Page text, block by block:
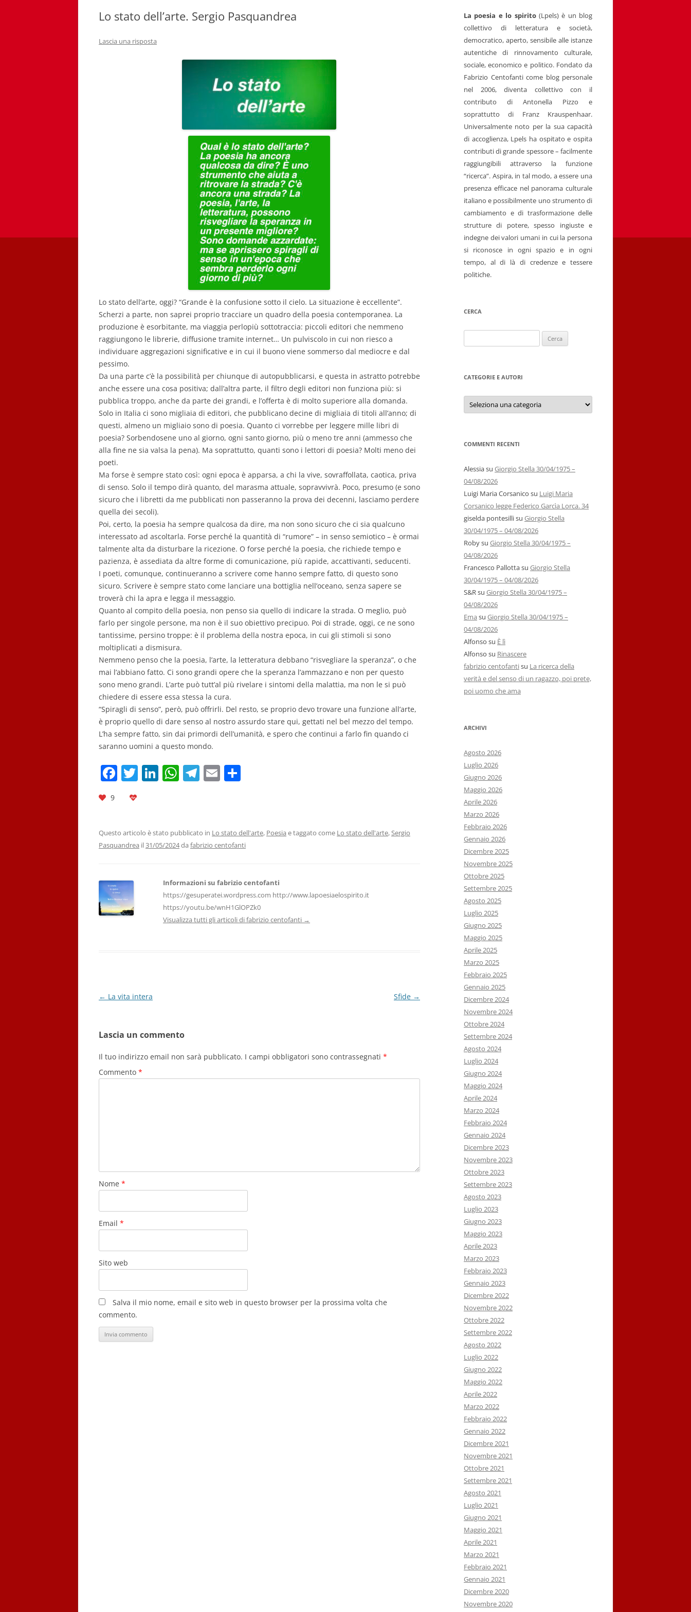
MATTEO TELARA
PASQUALE VITAGLIANO
RICCARDO FERRAZZI
ROBERTO PLEVANO
Lo stato dell’arte. Sergio Pasquandrea
Lascia una risposta
Lo stato dell’arte, oggi? “Grande è la confusione sotto il cielo. La situazione è eccellente”.
Scherzi a parte, non saprei proprio tracciare un quadro della poesia contemporanea. La
produzione è esorbitante, ma viaggia perlopiù sottotraccia: piccoli editori che nemmeno
raggiungono le librerie, diffusione tramite internet… Un pulviscolo in cui non riesco a
individuare aggregazioni significative e in cui il buono viene sommerso dal mediocre e dal
pessimo.
Da una parte c’è la possibilità per chiunque di autopubblicarsi, e questa in astratto potrebbe
anche essere una cosa positiva; dall’altra parte, il filtro degli editori non funziona più: si
pubblica troppo, anche da parte dei grandi, e l’offerta è di molto superiore alla domanda.
Solo in Italia ci sono migliaia di editori, che pubblicano decine di migliaia di titoli all’anno; di
questi, almeno un migliaio sono di poesia. Quanto ci vorrebbe per leggere mille libri di
poesia? Sorbendosene uno al giorno, ogni santo giorno, più o meno tre anni (ammesso che
alla fine ne sia valsa la pena). Ma soprattutto, quanti sono i lettori di poesia? Molti meno dei
poeti.
Ma forse è sempre stato così: ogni epoca è apparsa, a chi la vive, sovraffollata, caotica, priva
di senso. Solo il tempo dirà quanto, del marasma attuale, sopravvivrà. Poco, presumo (e sono
sicuro che i libretti da me pubblicati non passeranno la prova dei decenni, lasciamo perdere
quella dei secoli).
Poi, certo, la poesia ha sempre qualcosa da dire, ma non sono sicuro che ci sia qualcuno
interessato ad ascoltarla. Forse perché la quantità di “rumore” – in senso semiotico – è ormai
talmente alta da disturbare la ricezione. O forse perché la poesia, che richiede tempo e
pazienza, è assediata da altre forme di comunicazione, più rapide, accattivanti, seducenti.
I poeti, comunque, continueranno a scrivere come hanno sempre fatto, di questo sono
sicuro. Scrivere è sempre stato come lanciare una bottiglia nell’oceano, senza sapere se
troverà chi la apra e legga il messaggio.
Quanto al compito della poesia, non penso sia quello di indicare la strada. O meglio, può
farlo per singole persone, ma non è il suo obiettivo precipuo. Poi di strade, oggi, ce ne sono
tantissime, persino troppe: è il problema della nostra epoca, in cui gli stimoli si sono
moltiplicati a dismisura.
Nemmeno penso che la poesia, l’arte, la letteratura debbano “risvegliare la speranza”, o che
mai l’abbiano fatto. Ci sono grandi opere che la speranza l’ammazzano e non per questo
sono meno grandi. L’arte può tutt’al più rivelare i sintomi della malattia, ma non le si può
chiedere di essere essa stessa la cura.
“Spiragli di senso”, però, può offrirli. Del resto, se proprio devo trovare una funzione all’arte,
è proprio quello di dare senso al nostro assurdo stare qui, gettati nel bel mezzo del tempo.
L’ha sempre fatto, sin dai primordi dell’umanità, e spero che continui a farlo fin quando ci
saranno uomini a questo mondo.
F
b
o
k
T Li
dI
n
W
A
p
T
a
m
E
vi
di
9
Questo articolo è stato pubblicato in Lo stato dell'arte, Poesia e taggato come Lo stato dell'arte,Sergio
Pasquandrea il31/05/2024da fabrizio centofanti
Informazioni su fabrizio centofanti
https://gesuperatei.wordpress.com http://www.lapoesiaelospirito.it
https://youtu.be/wnH1GlOPZk0
Visualizza tutti gli articoli di fabrizio centofanti →
Navigazione
← La vita intera Sfide →
Lascia un commento
Il tuo indirizzo email non sarà pubblicato. I campi obbligatori sono contrassegnati *
Commento *
Nome *
Email *
Sito web
Salva il mio nome, email e sito web in questo browser per la prossima volta che
commento.
La poesia e lo spirito(Lpels) è un blog
collettivo di letteratura e società,
democratico, aperto, sensibile alle istanze
autentiche di rinnovamento culturale,
sociale, economico e politico. Fondato da
Fabrizio Centofanti come blog personale
nel 2006, diventa collettivo con il
contributo di Antonella Pizzo e
soprattutto di Franz Krauspenhaar.
Universalmente noto per la sua capacità
di accoglienza, Lpels ha ospitato e ospita
contributi di grande spessore – facilmente
raggiungibili attraverso la funzione
“ricerca”. Aspira, in tal modo, a essere una
presenza efficace nel panorama culturale
italiano e possibilmente uno strumento di
cambiamento e di trasformazione delle
strutture di potere, spesso ingiuste e
indegne dei valori umani in cui la persona
si riconosce in ogni spazio e in ogni
tempo, al di là di credenze e tessere
politiche.
CERCA
per:
CATEGORIE E AUTORI
Categorie
autori
COMMENTI RECENTI
Alessiasu Giorgio Stella 30/04/1975 –
04/08/2026
Luigi Maria Corsanico su Luigi Maria
Corsanico legge Federico Garcìa Lorca. 34
giselda pontesillisu Giorgio Stella
30/04/1975 – 04/08/2026
Robysu Giorgio Stella 30/04/1975 –
04/08/2026
Francesco Pallottasu Giorgio Stella
30/04/1975 – 04/08/2026
S&Rsu Giorgio Stella 30/04/1975 –
04/08/2026
Ema su Giorgio Stella 30/04/1975 –
04/08/2026
Alfonso su È lì
Alfonso su Rinascere
fabrizio centofantisu La ricerca della
verità e del senso di un ragazzo, poi prete,
poi uomo che ama
ARCHIVI
Agosto 2026
Luglio 2026
Giugno 2026
Maggio 2026
Aprile 2026
Marzo 2026
Febbraio 2026
Gennaio 2026
Dicembre 2025
Novembre 2025
Ottobre 2025
Settembre 2025
Agosto 2025
Luglio 2025
Giugno 2025
Maggio 2025
Aprile 2025
Marzo 2025
Febbraio 2025
Gennaio 2025
Dicembre 2024
Novembre 2024
Ottobre 2024
Settembre 2024
Agosto 2024
Luglio 2024
Giugno 2024
Maggio 2024
Aprile 2024
Marzo 2024
Febbraio 2024
Gennaio 2024
Dicembre 2023
Novembre 2023
Ottobre 2023
Settembre 2023
Agosto 2023
Luglio 2023
Giugno 2023
Maggio 2023
Aprile 2023
Marzo 2023
Febbraio 2023
Gennaio 2023
Dicembre 2022
Novembre 2022
Ottobre 2022
Settembre 2022
Agosto 2022
Luglio 2022
Giugno 2022
Maggio 2022
Aprile 2022
Marzo 2022
Febbraio 2022
Gennaio 2022
Dicembre 2021
Novembre 2021
Ottobre 2021
Settembre 2021
Agosto 2021
Luglio 2021
Giugno 2021
Maggio 2021
Aprile 2021
Marzo 2021
Febbraio 2021
Gennaio 2021
Dicembre 2020
Novembre 2020